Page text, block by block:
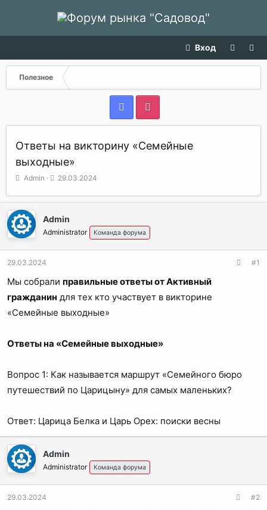
Вход
Полезное
Ответы на викторину «Семейные
выходные»
А
т
о
р
т
м
ы
Admin
Д
т
н
а
а
29.03.2024
Admin
Administrator Команда форума
29.03.2024 #1
Мы собрали правильные ответы от Активный
гражданин для тех кто участвует в викторине
«Семейные выходные»
Ответы на «Семейные выходные»
Вопрос 1: Как называется маршрут «Семейного бюро
путешествий по Царицыну» для самых маленьких?
Ответ: Царица Белка и Царь Орех: поиски весны
Admin
Administrator Команда форума
29.03.2024 #2